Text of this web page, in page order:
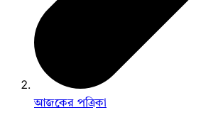
আজকের পত্রিকা